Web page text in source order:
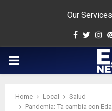
Our Services
Facebook
PRIMARY
Home Local
Salud
Pandemia: Ta cambia con